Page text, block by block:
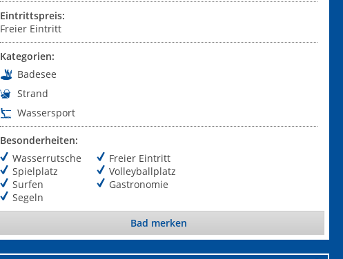
Eintrittspreis:
Freier Eintritt
Kategorien:
Badesee
Strand
Wassersport
Besonderheiten:
Wasserrutsche
Spielplatz
Surfen
Segeln
Freier Eintritt
Volleyballplatz
Gastronomie
Bad merken